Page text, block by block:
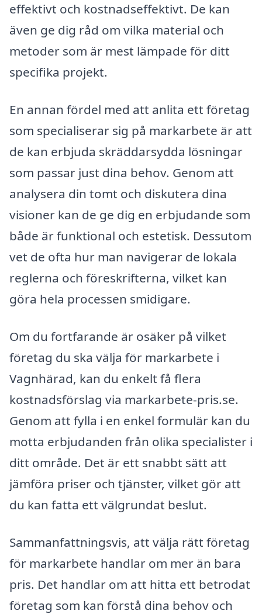
effektivt och kostnadseffektivt. De kan
även ge dig råd om vilka material och
metoder som är mest lämpade för ditt
specifika projekt.
En annan fördel med att anlita ett företag
som specialiserar sig på markarbete är att
de kan erbjuda skräddarsydda lösningar
som passar just dina behov. Genom att
analysera din tomt och diskutera dina
visioner kan de ge dig en erbjudande som
både är funktional och estetisk. Dessutom
vet de ofta hur man navigerar de lokala
reglerna och föreskrifterna, vilket kan
göra hela processen smidigare.
Om du fortfarande är osäker på vilket
företag du ska välja för markarbete i
Vagnhärad, kan du enkelt få flera
kostnadsförslag via markarbete-pris.se.
Genom att fylla i en enkel formulär kan du
motta erbjudanden från olika specialister i
ditt område. Det är ett snabbt sätt att
jämföra priser och tjänster, vilket gör att
du kan fatta ett välgrundat beslut.
Sammanfattningsvis, att välja rätt företag
för markarbete handlar om mer än bara
pris. Det handlar om att hitta ett betrodat
företag som kan förstå dina behov och